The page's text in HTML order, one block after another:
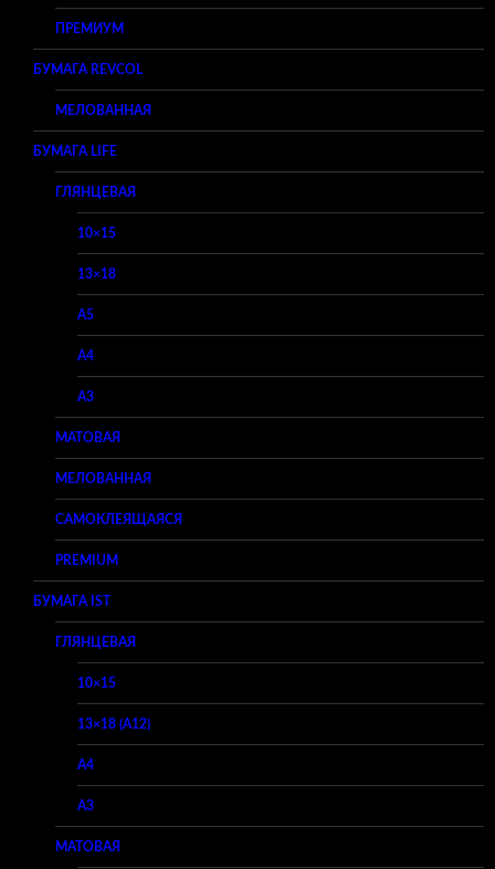
ПРЕМИУМ
БУМАГА REVCOL
МЕЛОВАННАЯ
БУМАГА LIFE
ГЛЯНЦЕВАЯ
10×15
13×18
A5
A4
A3
МАТОВАЯ
МЕЛОВАННАЯ
САМОКЛЕЯЩАЯСЯ
PREMIUM
БУМАГА IST
ГЛЯНЦЕВАЯ
10×15
13×18 (A12)
A4
A3
МАТОВАЯ